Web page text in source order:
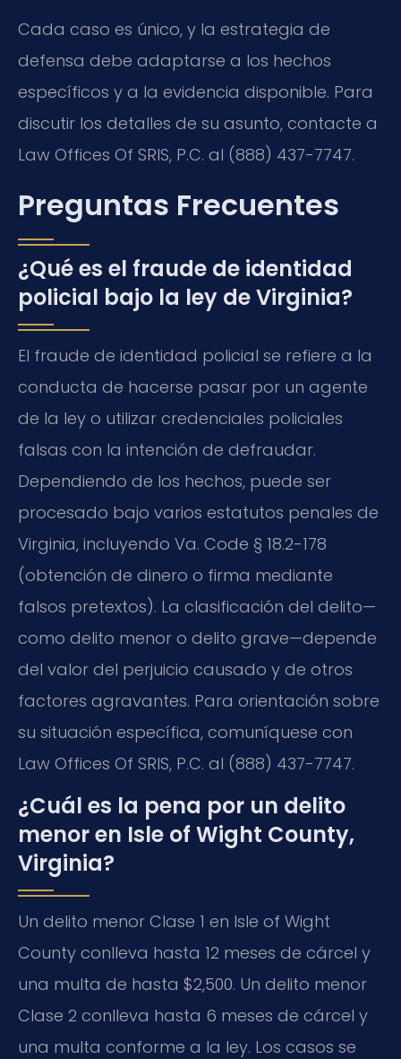
Cada caso es único, y la estrategia de
defensa debe adaptarse a los hechos
específicos y a la evidencia disponible. Para
discutir los detalles de su asunto, contacte a
Law Offices Of SRIS, P.C. al (888) 437-7747.
Preguntas Frecuentes
¿Qué es el fraude de identidad
policial bajo la ley de Virginia?
El fraude de identidad policial se refiere a la
conducta de hacerse pasar por un agente
de la ley o utilizar credenciales policiales
falsas con la intención de defraudar.
Dependiendo de los hechos, puede ser
procesado bajo varios estatutos penales de
Virginia, incluyendo Va. Code § 18.2-178
(obtención de dinero o firma mediante
falsos pretextos). La clasificación del delito—
como delito menor o delito grave—depende
del valor del perjuicio causado y de otros
factores agravantes. Para orientación sobre
su situación específica, comuníquese con
Law Offices Of SRIS, P.C. al (888) 437-7747.
¿Cuál es la pena por un delito
menor en Isle of Wight County,
Virginia?
Un delito menor Clase 1 en Isle of Wight
County conlleva hasta 12 meses de cárcel y
una multa de hasta $2,500. Un delito menor
Clase 2 conlleva hasta 6 meses de cárcel y
una multa conforme a la ley. Los casos se